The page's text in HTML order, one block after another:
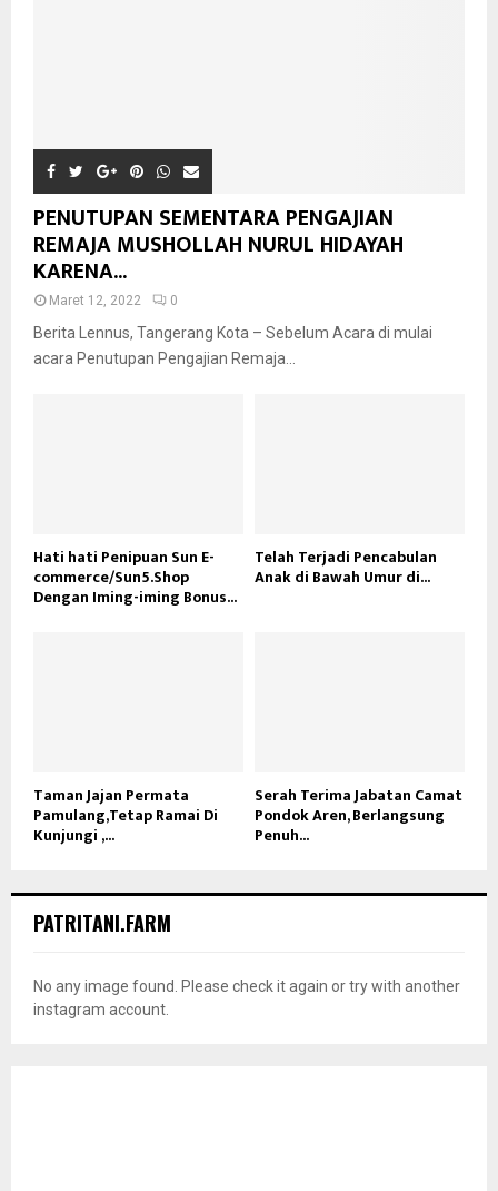
PENUTUPAN SEMENTARA PENGAJIAN
REMAJA MUSHOLLAH NURUL HIDAYAH
KARENA...
Maret 12, 2022 0
Berita Lennus, Tangerang Kota – Sebelum Acara di mulai
acara Penutupan Pengajian Remaja...
Hati hati Penipuan Sun E-
commerce/Sun5.Shop
Dengan Iming-iming Bonus...
Telah Terjadi Pencabulan
Anak di Bawah Umur di...
Taman Jajan Permata
Pamulang,Tetap Ramai Di
Kunjungi ,...
Serah Terima Jabatan Camat
Pondok Aren, Berlangsung
Penuh...
PATRITANI.FARM
No any image found. Please check it again or try with another
instagram account.